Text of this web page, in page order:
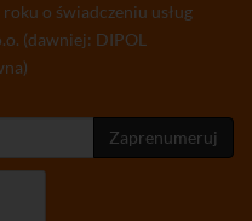
o świadczeniu usług
(dawniej: DIPOL
Zaprenumeruj